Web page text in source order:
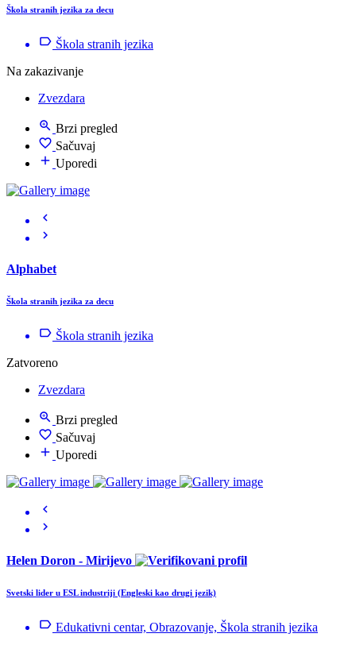
Škola stranih jezika za decu
Škola stranih jezika
Na zakazivanje
Zvezdara
Brzi pregled
Sačuvaj
Uporedi
Alphabet
Škola stranih jezika za decu
Škola stranih jezika
Zatvoreno
Zvezdara
Brzi pregled
Sačuvaj
Uporedi
Helen Doron - Mirijevo
Svetski lider u ESL industriji (Engleski kao drugi jezik)
Edukativni centar, Obrazovanje, Škola stranih jezika